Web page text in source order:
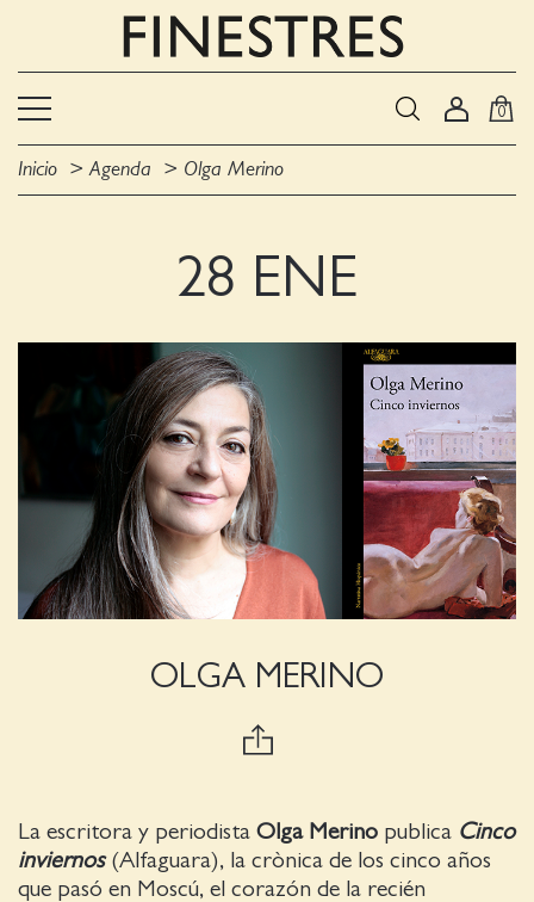
0
Inicio Agenda Olga Merino
28 ENE
OLGA MERINO
La escritora y periodista Olga Merino publica Cinco
inviernos(Alfaguara), la crònica de los cinco años
que pasó en Moscú, el corazón de la recién